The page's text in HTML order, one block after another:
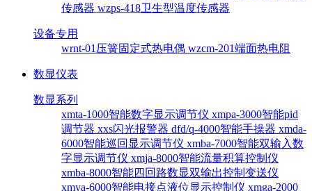
传感器 wzps-418卫生型温度传感器
设备专用
wrnt-01压簧固定式热电偶 wzcm-201端面热电阻
数显仪表
数显系列
xmta-1000智能数字显示调节仪 xmpa-3000智能pid
调节器 xxs闪光报警器 dfd/q-4000智能手操器 xmda-
6000智能巡回显示调节仪 xmba-7000智能双输入数
字显示调节仪 xmja-8000智能流量积算控制仪
xmba-8000智能四回路数显双输出控制变送仪
xmya-6000智能电接点液位显示控制仪 xmga-2000